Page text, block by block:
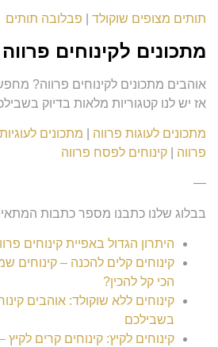
תותים מצופים שוקולד פבלובה תותים
מתכונים לקינוחים פרווה
אוהבים מתכונים לקינוחים פרווה?
אז יש לנו קטגוריות מלאות בדיוק
מתכונים לעוגות פרווה מתכונים
פרווה
קינוחים לפסח פרווה
—
בבלוג שלנו כתבנו מספר כתבות
היתרון הגדול באפיית קינוחים
קינוחים קלים להכנה – קינוחים
הכי קל להכין?
קינוחים ללא שוקולד: אוהבים
בשבילכם
קינוחים לקיץ: קינוחים קרים